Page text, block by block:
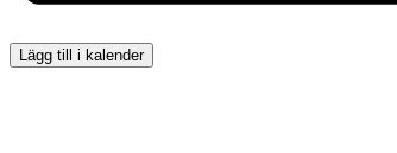
Lägg till i kalender